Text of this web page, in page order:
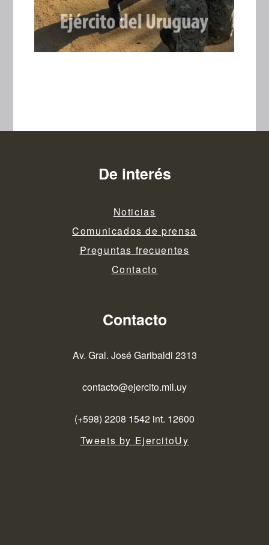
De interés
Noticias
Comunicados de prensa
Preguntas frecuentes
Contacto
Contacto
Av. Gral. José Garibaldi 2313
contacto@ejercito.mil.uy
(+598) 2208 1542 int. 12600
Tweets by EjercitoUy